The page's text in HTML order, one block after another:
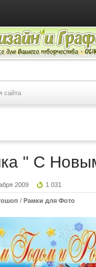
сайта
" С
2009 1 031
/ Рамки для Фото